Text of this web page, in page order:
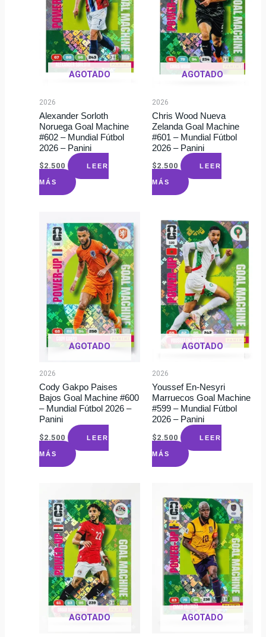
AGOTADO
2026
Alexander Sorloth
Noruega Goal Machine
#602 – Mundial Fútbol
2026 – Panini
$2.500 LEER
MÁS
AGOTADO
2026
Chris Wood Nueva
Zelanda Goal Machine
#601 – Mundial Fútbol
2026 – Panini
$2.500 LEER
MÁS
AGOTADO
2026
Cody Gakpo Paises
Bajos Goal Machine #600
– Mundial Fútbol 2026 –
Panini
$2.500 LEER
MÁS
AGOTADO
2026
Youssef En-Nesyri
Marruecos Goal Machine
#599 – Mundial Fútbol
2026 – Panini
$2.500 LEER
MÁS
AGOTADO AGOTADO